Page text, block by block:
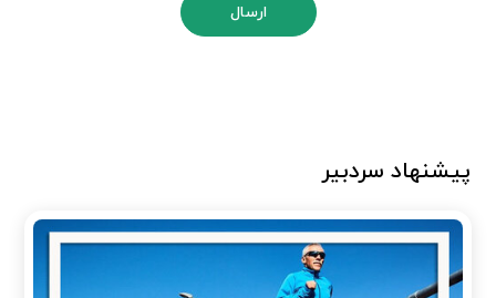
ارسال
پیشنهاد سردبیر